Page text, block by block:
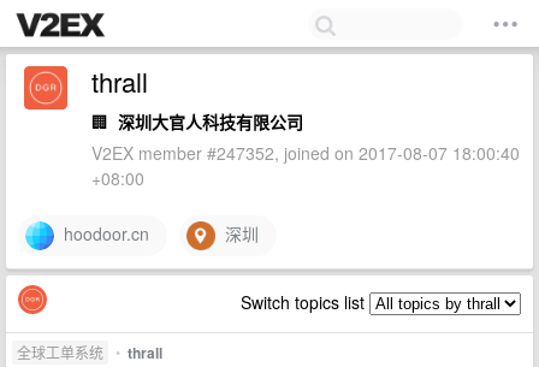
thrall
🏢 深圳大官人科技有限公司
V2EX member #247352, joined on 2017-08-07 18:00:40
+08:00
hoodoor.cn 深圳
Switch topics list
全球工单系统 • thrall